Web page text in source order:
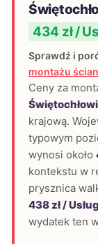
434 zł /
Sprawdź i
montażu
Ceny za
krajową.
typowym
wynosi około
kontekstu w
prysznica
438 zł /
wydatek ten